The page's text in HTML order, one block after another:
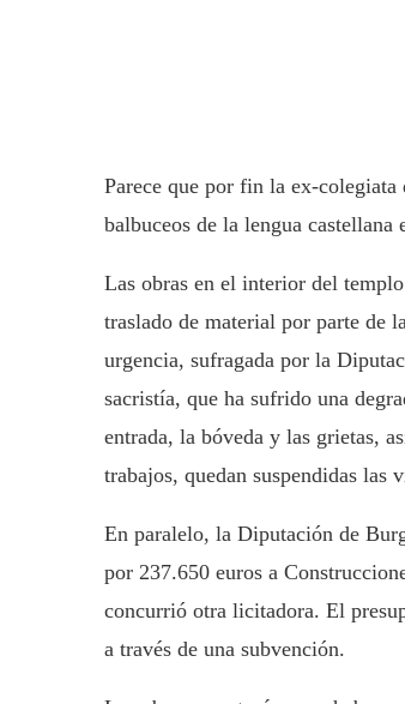
Parece que por fin la ex-colegiata
balbuceos de la lengua
Las obras en el interior del
traslado de material por parte de
urgencia, sufragada por la
sacristía, que ha sufrido una
entrada, la bóveda y las grietas,
trabajos, quedan suspendidas las
En paralelo, la Diputación de
por 237.650 euros a
concurrió otra licitadora. El
a través de una subvención.